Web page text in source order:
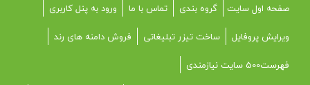
صفحه اول سایت گروه بندی تماس با ما
ورود به پنل کاربری
ویرایش پروفایل
ساخت تیزر تبلیغاتی
فروش دامنه های رند
فهرست500 سایت نیازمندی